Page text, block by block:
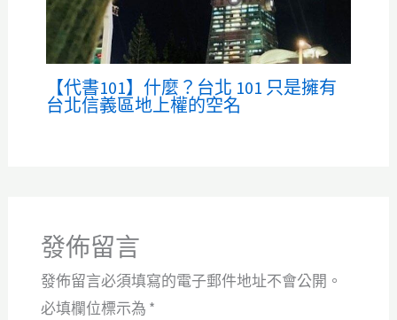
【代書101】什麼？台北 101 只是擁有
台北信義區地上權的空名
發佈留言
發佈留言必須填寫的電子郵件地址不會公開。
必填欄位標示為 *